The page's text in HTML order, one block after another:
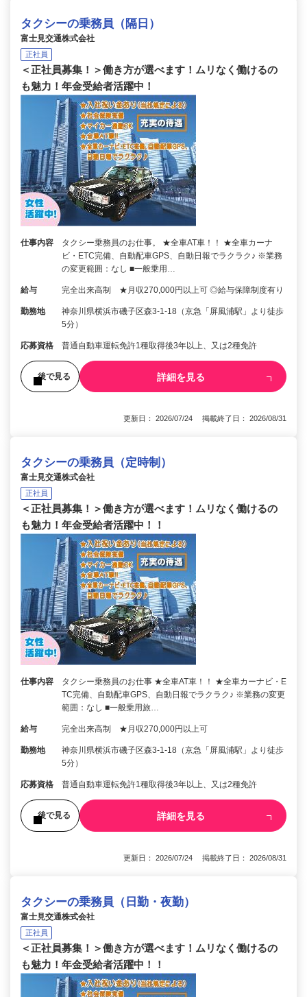
タクシーの乗務員（隔日）
富士見交通株式会社
正社員
＜正社員募集！＞働き方が選べます！ムリなく働けるの
も魅力！年金受給者活躍中！
仕事内容
タクシー乗務員のお仕事。 ★全車AT車！！ ★全車カーナ
ビ・ETC完備、自動配車GPS、自動日報でラクラク♪ ※業務
の変更範囲：なし ■一般乗用…
給与 完全出来高制 ★月収270,000円以上可 ◎給与保障制度有り
勤務地
神奈川県横浜市磯子区森3-1-18（京急「屏風浦駅」より徒歩
5分）
応募資格 普通自動車運転免許1種取得後3年以上、又は2種免許
後で見る 詳細を見る
更新日： 2026/07/24 掲載終了日： 2026/08/31
タクシーの乗務員（定時制）
富士見交通株式会社
正社員
＜正社員募集！＞働き方が選べます！ムリなく働けるの
も魅力！年金受給者活躍中！！
仕事内容
タクシー乗務員のお仕事 ★全車AT車！！ ★全車カーナビ・E
TC完備、自動配車GPS、自動日報でラクラク♪ ※業務の変更
範囲：なし ■一般乗用旅…
給与 完全出来高制 ★月収270,000円以上可
勤務地
神奈川県横浜市磯子区森3-1-18（京急「屏風浦駅」より徒歩
5分）
応募資格 普通自動車運転免許1種取得後3年以上、又は2種免許
後で見る 詳細を見る
更新日： 2026/07/24 掲載終了日： 2026/08/31
タクシーの乗務員（日勤・夜勤）
富士見交通株式会社
正社員
＜正社員募集！＞働き方が選べます！ムリなく働けるの
も魅力！年金受給者活躍中！！